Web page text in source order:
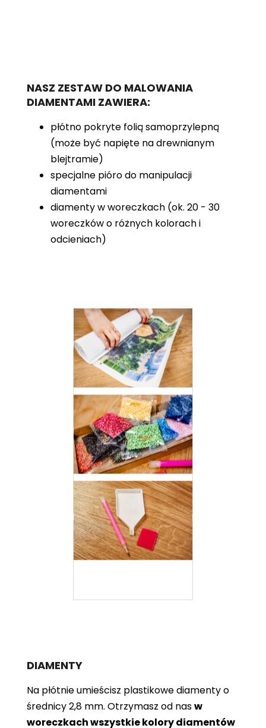
NASZ ZESTAW DO MALOWANIA
DIAMENTAMI ZAWIERA:
płótno pokryte folią samoprzylepną
(może być napięte na drewnianym
blejtramie)
specjalne pióro do manipulacji
diamentami
diamenty w woreczkach (ok. 20 - 30
woreczków o różnych kolorach i
odcieniach)
DIAMENTY
Na płótnie umieścisz plastikowe diamenty o
średnicy 2,8 mm. Otrzymasz od nasw
woreczkach wszystkie kolory diamentów